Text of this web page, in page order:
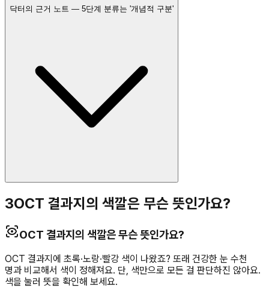
닥터의 근거 노트 — 5단계 분류는 '개념적 구분'
3OCT 결과지의 색깔은 무슨 뜻인가요?
OCT 결과지의 색깔은 무슨 뜻인가요?
OCT 결과지에 초록·노랑·빨강 색이 나왔죠? 또래 건강한 눈 수천
명과 비교해서 색이 정해져요. 단, 색만으로 모든 걸 판단하진 않아요.
색을 눌러 뜻을 확인해 보세요.